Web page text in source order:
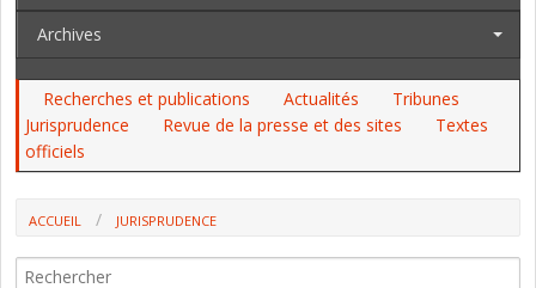
Archives
Recherches et publications Actualités
Tribunes
Jurisprudence
Revue de la presse et des sites
Textes
officiels
ACCUEIL JURISPRUDENCE